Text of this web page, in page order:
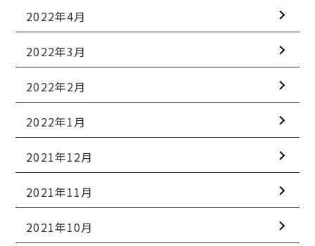
2022年4月
2022年3月
2022年2月
2022年1月
2021年12月
2021年11月
2021年10月